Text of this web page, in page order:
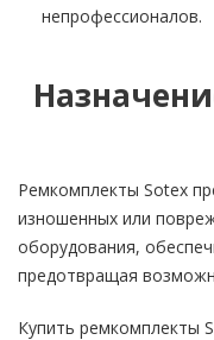
непрофессионалов.
Ремкомплекты Sotex
изношенных или
оборудования,
предотвращая
Купить ремкомплекты